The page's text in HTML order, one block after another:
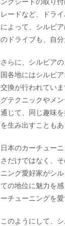
レードなど、ドラ
によって、シルビ
のドライブも、自
さらに、シルビア
国各地にはシルビ
交換が行われてい
グテクニックやメ
通じて、同じ趣味
を生み出すこともあ
日本のカーチュー
さだけではなく、
ニング愛好家がシ
ての地位に魅力を
ーチューニングを
このようにして、